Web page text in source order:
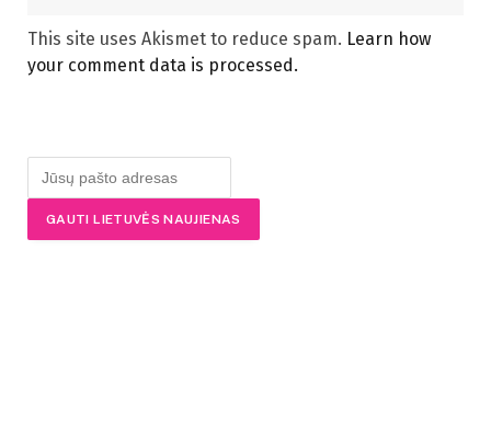
This site uses Akismet to reduce spam. Learn how
your comment data is processed.